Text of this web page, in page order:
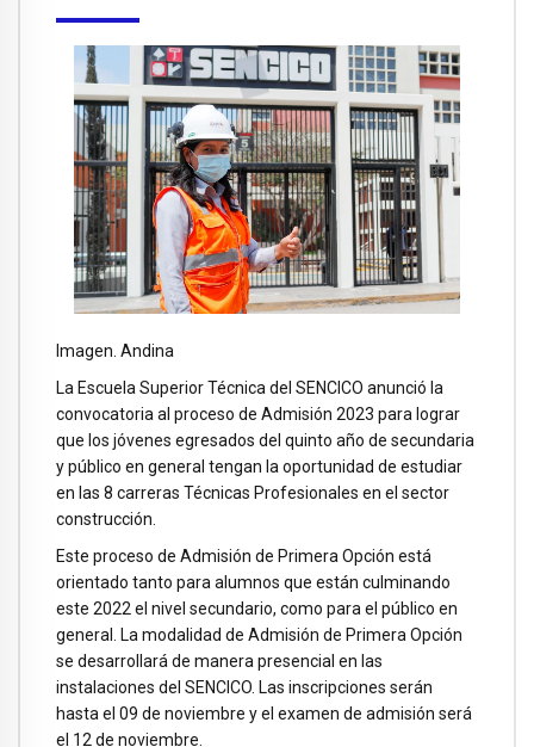
Imagen. Andina
La Escuela Superior Técnica del SENCICO anunció la
convocatoria al proceso de Admisión 2023 para lograr
que los jóvenes egresados del quinto año de secundaria
y público en general tengan la oportunidad de estudiar
en las 8 carreras Técnicas Profesionales en el sector
construcción.
Este proceso de Admisión de Primera Opción está
orientado tanto para alumnos que están culminando
este 2022 el nivel secundario, como para el público en
general. La modalidad de Admisión de Primera Opción
se desarrollará de manera presencial en las
instalaciones del SENCICO. Las inscripciones serán
hasta el 09 de noviembre y el examen de admisión será
el 12 de noviembre.